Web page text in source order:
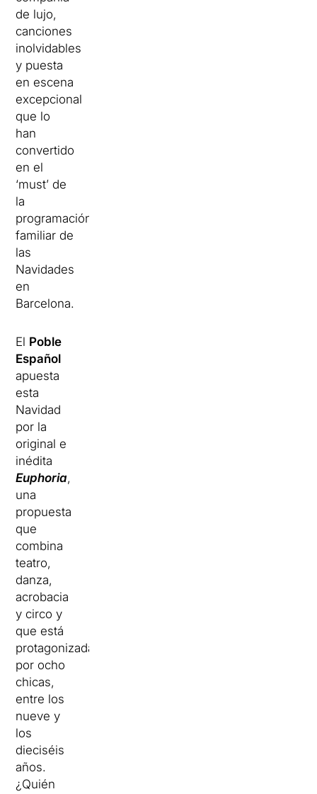
de lujo,
canciones
inolvidables
y puesta
en escena
excepcional
que lo
han
convertido
en el
‘must’ de
la
programación
familiar de
las
Navidades
en
Barcelona.
El Poble
Español
apuesta
esta
Navidad
por la
original e
inédita
Euphoria,
una
propuesta
que
combina
teatro,
danza,
acrobacia
y circo y
que está
protagonizada
por ocho
chicas,
entre los
nueve y
los
dieciséis
años.
¿Quién